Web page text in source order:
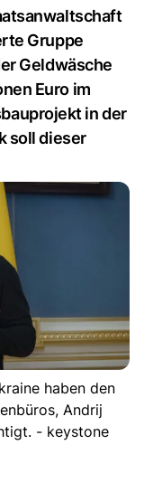
Gruppe
Geldwäsche
Euro im
in der
soll dieser
haben den
Andrij
- keystone